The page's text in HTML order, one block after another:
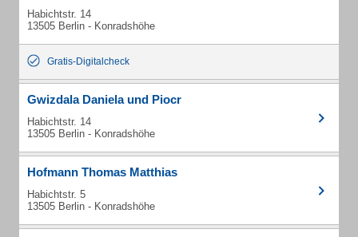
Habichtstr. 14
13505 Berlin - Konradshöhe
Gratis-Digitalcheck
Gwizdala Daniela und Piocr
Habichtstr. 14
13505 Berlin - Konradshöhe
Hofmann Thomas Matthias
Habichtstr. 5
13505 Berlin - Konradshöhe